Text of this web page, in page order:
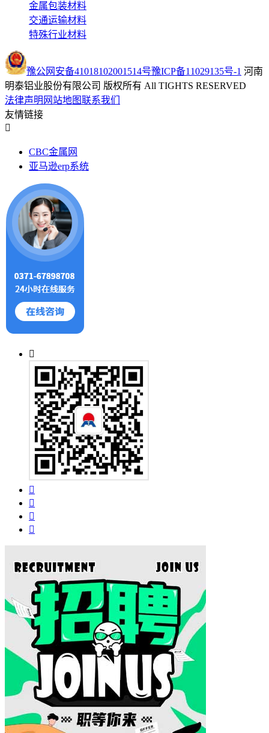
金属包装材料
交通运输材料
特殊行业材料
豫公网安备41018102001514号豫ICP备11029135号-1 河南
明泰铝业股份有限公司 版权所有 All TIGHTS RESERVED
法律声明 网站地图联系我们
友情链接
CBC金属网
亚马逊erp系统